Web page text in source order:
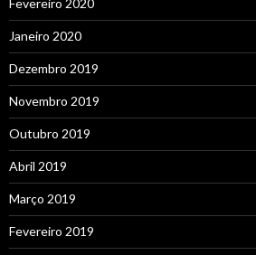
Fevereiro 2020
Janeiro 2020
Dezembro 2019
Novembro 2019
Outubro 2019
Abril 2019
Março 2019
Fevereiro 2019